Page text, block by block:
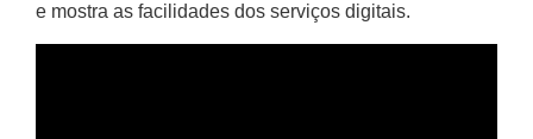
e mostra as facilidades dos serviços digitais.